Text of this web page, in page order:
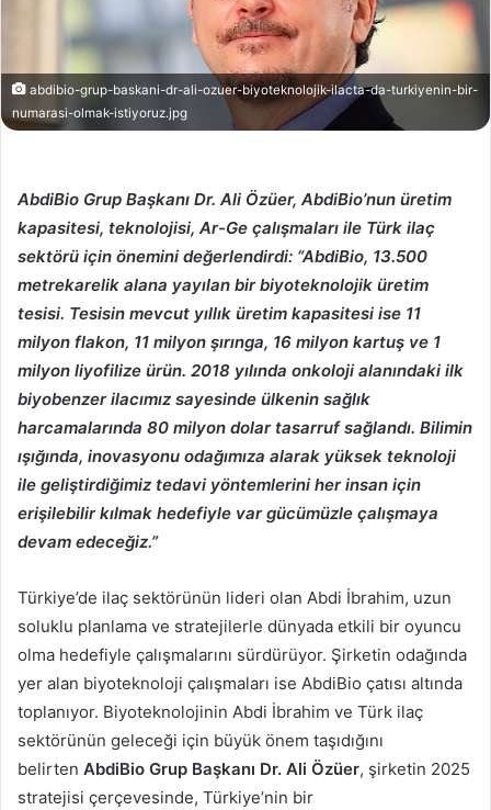
abdibio-grup-baskani-dr-ali-ozuer-biyoteknolojik-ilacta-da-turkiyenin-bir-
numarasi-olmak-istiyoruz.jpg
AbdiBio Grup Başkanı Dr. Ali Özüer, AbdiBio’nun üretim
kapasitesi, teknolojisi, Ar-Ge çalışmaları ile Türk ilaç
sektörü için önemini değerlendirdi: “AbdiBio, 13.500
metrekarelik alana yayılan bir biyoteknolojik üretim
tesisi. Tesisin mevcut yıllık üretim kapasitesi ise 11
milyon flakon, 11 milyon şırınga, 16 milyon kartuş ve 1
milyon liyofilize ürün. 2018 yılında onkoloji alanındaki ilk
biyobenzer ilacımız sayesinde ülkenin sağlık
harcamalarında 80 milyon dolar tasarruf sağlandı. Bilimin
ışığında, inovasyonu odağımıza alarak yüksek teknoloji
ile geliştirdiğimiz tedavi yöntemlerini her insan için
erişilebilir kılmak hedefiyle var gücümüzle çalışmaya
devam edeceğiz.”
Türkiye’de ilaç sektörünün lideri olan Abdi İbrahim, uzun
soluklu planlama ve stratejilerle dünyada etkili bir oyuncu
olma hedefiyle çalışmalarını sürdürüyor. Şirketin odağında
yer alan biyoteknoloji çalışmaları ise AbdiBio çatısı altında
toplanıyor. Biyoteknolojinin Abdi İbrahim ve Türk ilaç
sektörünün geleceği için büyük önem taşıdığını
belirten AbdiBio Grup Başkanı Dr. Ali Özüer, şirketin 2025
stratejisi çerçevesinde, Türkiye’nin bir